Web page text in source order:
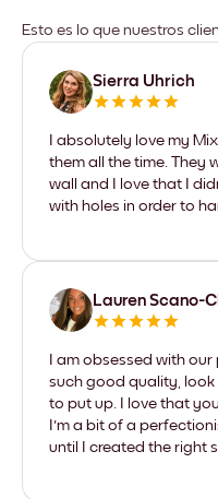
Esto es lo que nuestros
Sierra Uhrich
I absolutely love my
them all the time. They
wall and I love that I
with holes in order to
Lauren Scano-
I am obsessed with
such good quality,
to put up. I love that
I'm a bit of a
until I created the right